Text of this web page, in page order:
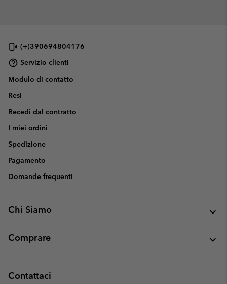
(+)390694804176
Servizio clienti
Modulo di contatto
Resi
Recedi dal contratto
I miei ordini
Spedizione
Pagamento
Domande frequenti
Chi Siamo
Comprare
Contattaci